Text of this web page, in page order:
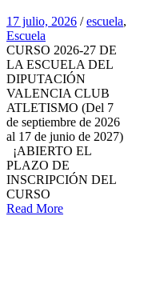
17 julio, 2026 / escuela,
Escuela
CURSO 2026-27 DE
LA ESCUELA DEL
DIPUTACIÓN
VALENCIA CLUB
ATLETISMO (Del 7
de septiembre de 2026
al 17 de junio de 2027)
¡ABIERTO EL
PLAZO DE
INSCRIPCIÓN DEL
CURSO
Read More